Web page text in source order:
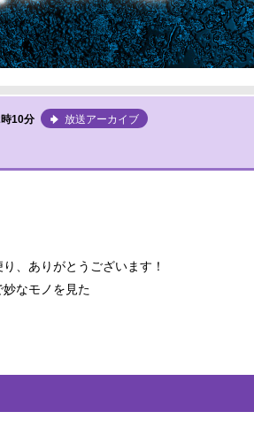
10分 放送アーカイブ
、ありがとうございます！
なモノを見た